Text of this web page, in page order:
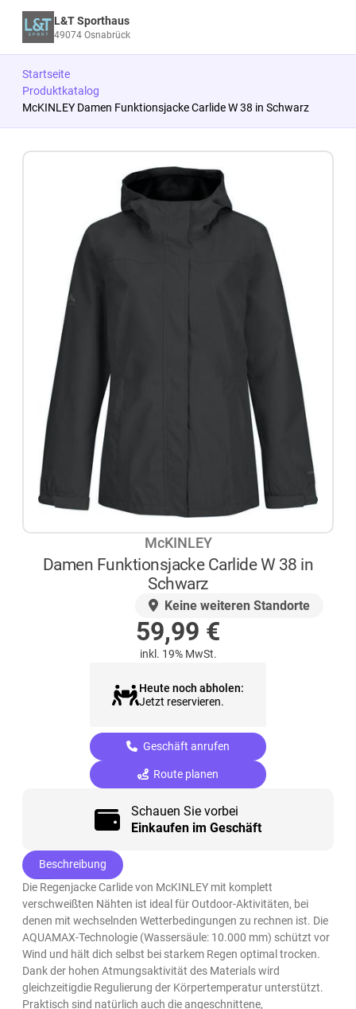
L&T Sporthaus
49074 Osnabrück
Startseite
Produktkatalog
McKINLEY Damen Funktionsjacke Carlide W 38 in Schwarz
McKINLEY
Damen Funktionsjacke Carlide W 38 in
Schwarz
Keine weiteren Standorte
59,99 €
inkl. 19% MwSt.
Heute noch abholen:
Jetzt reservieren.
Geschäft anrufen
Route planen
Schauen Sie vorbei
Einkaufen im Geschäft
Beschreibung
Die Regenjacke Carlide von McKINLEY mit komplett
verschweißten Nähten ist ideal für Outdoor-Aktivitäten, bei
denen mit wechselnden Wetterbedingungen zu rechnen ist. Die
AQUAMAX-Technologie (Wassersäule: 10.000 mm) schützt vor
Wind und hält dich selbst bei starkem Regen optimal trocken.
Dank der hohen Atmungsaktivität des Materials wird
gleichzeitigdie Regulierung der Körpertemperatur unterstützt.
Praktisch sind natürlich auch die angeschnittene,